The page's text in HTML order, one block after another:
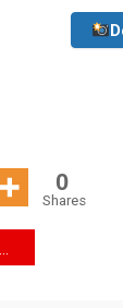
0
Shares